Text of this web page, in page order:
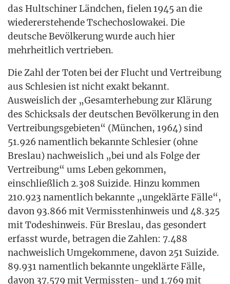
das Hults­chi­ner Länd­chen, fie­len 1945 an die
wie­der­erste­hen­de Tsche­cho­slo­wa­kei. Die
deut­sche Bevöl­ke­rung wur­de auch hier
mehr­heit­lich vertrieben.
Die Zahl der Toten bei der Flucht und Ver­trei­bung
aus Schle­si­en ist nicht exakt bekannt.
Aus­weis­lich der „Gesamt­erhe­bung zur Klä­rung
des Schick­sals der deut­schen Bevöl­ke­rung in den
Ver­trei­bungs­ge­bie­ten“ (Mün­chen, 1964) sind
51.926 nament­lich bekann­te Schle­si­er (ohne
Bres­lau) nach­weis­lich „bei und als Fol­ge der
Ver­trei­bung“ ums Leben gekom­men,
ein­schließ­lich 2.308 Sui­zi­de. Hin­zu kom­men
210.923 nament­lich bekann­te „unge­klär­te Fäl­le“,
davon 93.866 mit Ver­miss­ten­hin­weis und 48.325
mit Todes­hin­weis. Für Bres­lau, das geson­dert
erfasst wur­de, betra­gen die Zah­len: 7.488
nach­weis­lich Umge­kom­me­ne, davon 251 Sui­zi­de.
89.931 nament­lich bekann­te unge­klär­te Fäl­le,
davon 37.579 mit Ver­miss­ten- und 1.769 mit